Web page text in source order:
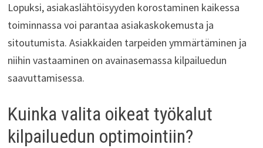
Lopuksi, asiakaslähtöisyyden korostaminen kaikessa
toiminnassa voi parantaa asiakaskokemusta ja
sitoutumista. Asiakkaiden tarpeiden ymmärtäminen ja
niihin vastaaminen on avainasemassa kilpailuedun
saavuttamisessa.
Kuinka valita oikeat työkalut
kilpailuedun optimointiin?